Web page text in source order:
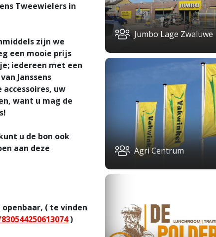
Tweewielers in
zijn we
een mooie prijs
iedereen met een
Janssens
uw
want u mag de
u de bon ook
aan deze
( te vinden
)
Jumbo Lage Zwaluwe
Agri Centrum